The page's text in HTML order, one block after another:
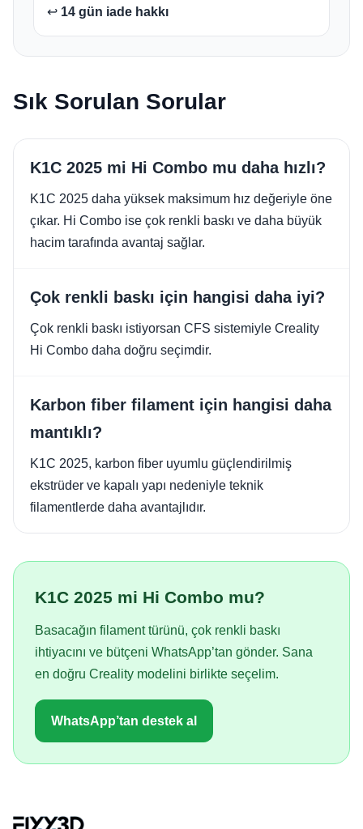
↩️ 14 gün iade hakkı
Sık Sorulan Sorular
K1C 2025 mi Hi Combo mu daha hızlı?
K1C 2025 daha yüksek maksimum hız değeriyle öne
çıkar. Hi Combo ise çok renkli baskı ve daha büyük
hacim tarafında avantaj sağlar.
Çok renkli baskı için hangisi daha iyi?
Çok renkli baskı istiyorsan CFS sistemiyle Creality
Hi Combo daha doğru seçimdir.
Karbon fiber filament için hangisi daha
mantıklı?
K1C 2025, karbon fiber uyumlu güçlendirilmiş
ekstrüder ve kapalı yapı nedeniyle teknik
filamentlerde daha avantajlıdır.
K1C 2025 mi Hi Combo mu?
Basacağın filament türünü, çok renkli baskı
ihtiyacını ve bütçeni WhatsApp’tan gönder. Sana
en doğru Creality modelini birlikte seçelim.
WhatsApp’tan destek al